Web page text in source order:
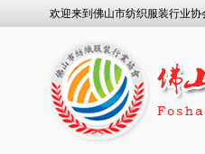
欢迎来到佛山市纺织服装行业